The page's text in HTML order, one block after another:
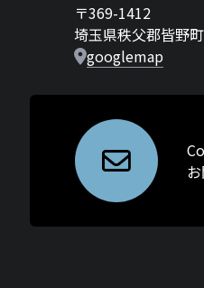
〒369-1412
埼玉県秩父郡皆野
googlemap